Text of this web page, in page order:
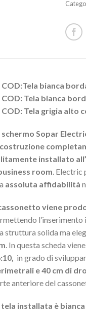
COD:Tela bianca
COD: Tela bianca
COD: Tela grigia alto
schermo Sopar
costruzione
installato
room. Electric
assoluta affidabilità
viene
struttura solida ma
. In questa scheda
in grado di
e 40 cm di
anteriore del
tela installata è